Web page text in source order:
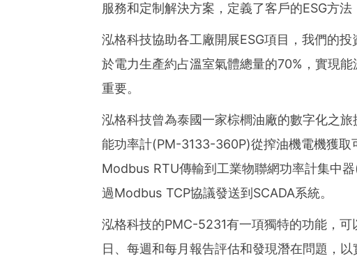
服務和定制解決方案，定義了客戶的ESG方法
泓格科技協助各工廠開展ESG項目，我們的
於電力生產約占溫室氣體總量的70%，實現
重要。
泓格科技曾為泰國一家棕櫚油廠的數字化之
能功率計(PM-3133-360P)從搾油機電機獲取
Modbus RTU傳輸到工業物聯網功率計集中
過Modbus TCP協議發送到SCADA系統。
泓格科技的PMC-5231有一項獨特的功能，
日、每週和每月報告評估和發現潛在問題，